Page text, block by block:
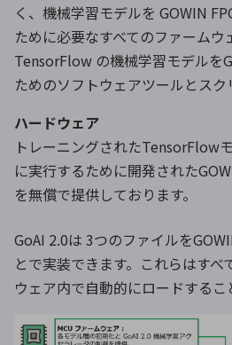
く、機械学習モデルを GOWIN
ために必要なすべてのファームウ
TensorFlow の機械学習モデルを
ためのソフトウェアツールとスク
ハードウェア
トレーニングされたTensorFlow
に実行するために開発された
を無償で提供しております。
GoAI 2.0は 3つのファイルを
とで実装できます。これらはすべ
ウェア内で自動的にロードするこ